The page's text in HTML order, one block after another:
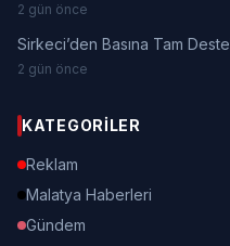
2 gün önce
Sirkeci’den Basına Tam
2 gün önce
KATEGORILER
Reklam
Malatya Haberleri
Gündem